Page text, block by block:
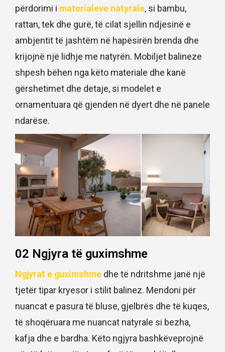
përdorimi i materialeve natyrale, si bambu,
rattan, tek dhe gurë, të cilat sjellin ndjesinë e
ambjentit të jashtëm në hapësirën brenda dhe
krijojnë një lidhje me natyrën. Mobiljet balineze
shpesh bëhen nga këto materiale dhe kanë
gërshetimet dhe detaje, si modelet e
ornamentuara që gjenden në dyert dhe në panele
ndarëse.
02 Ngjyra të guximshme
Ngjyrat e guximshme dhe të ndritshme janë një
tjetër tipar kryesor i stilit balinez. Mendoni për
nuancat e pasura të bluse, gjelbrës dhe të kuqes,
të shoqëruara me nuancat natyrale si bezha,
kafja dhe e bardha. Këto ngjyra bashkëveprojnë